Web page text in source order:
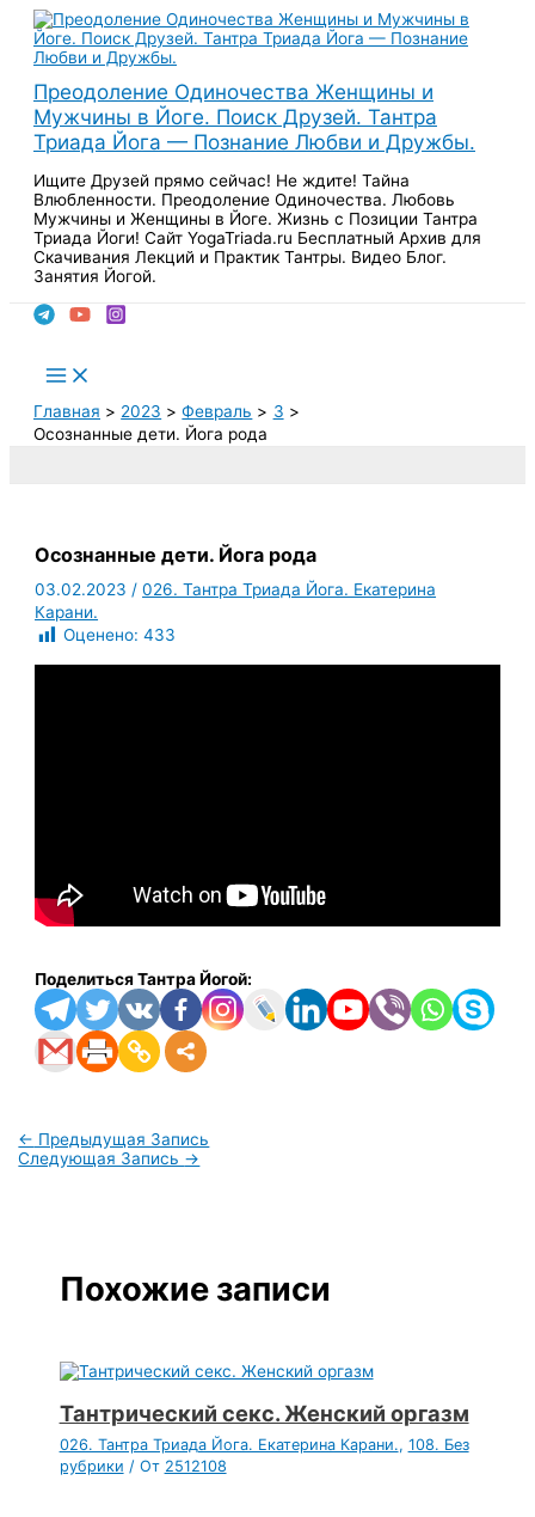
Перейти
содержимому
Преодоление Одиночества Женщины и
Мужчины в Йоге. Поиск Друзей. Тантра
Триада Йога — Познание Любви и Дружбы.
Ищите Друзей прямо сейчас! Не ждите! Тайна
Влюбленности. Преодоление Одиночества. Любовь
Мужчины и Женщины в Йоге. Жизнь с Позиции Тантра
Триада Йоги! Сайт YogaTriada.ru Бесплатный Архив для
Скачивания Лекций и Практик Тантры. Видео Блог.
Занятия Йогой.
Main
Menu
Главная
2023 Февраль
3
Осознанные дети. Йога рода
Осознанные дети. Йога рода
03.02.2023/026. Тантра Триада Йога. Екатерина
Карани.
Оценено: 433
Поделиться Тантра Йогой:
← Предыдущая Запись
Следующая Запись →
Похожие записи
Тантрический секс. Женский оргазм
026. Тантра Триада Йога. Екатерина Карани., 108. Без
рубрики / От 2512108